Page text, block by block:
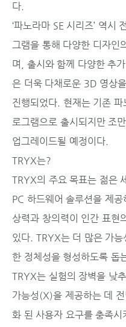
다.
‘파노라마 SE 시리즈’ 역시
그램을 통해 다양한 디자인
며, 출시와 함께 다양한 추
은 더욱 다채로운 3D 영상
진행되었다. 현재는 기존
로그램으로 출시되지만 조
업그레이드될 예정이다.
TRYX는?
TRYX의 주요 목표는 젊은
PC 하드웨어 솔루션을 제
상력과 창의력이 인간 표현
있다. TRYX는 더 많은 가
한 정체성을 형성하도록 돕
TRYX는 실험의 장벽을 낮
가능성(X)을 제공하는 데
화 된 사용자 요구를 충족